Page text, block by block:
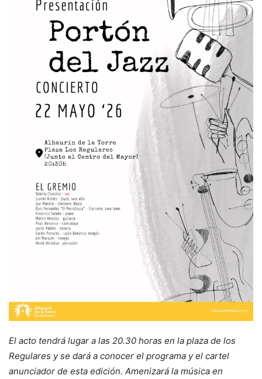
El acto tendrá lugar a las 20.30 horas en la plaza de los
Regulares y se dará a conocer el programa y el cartel
anunciador de esta edición. Amenizará la música en